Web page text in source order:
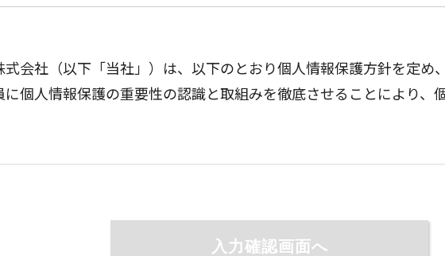
式会社（以下「当社」）は、以下のとおり個人情報保護方針を定め
に個人情報保護の重要性の認識と取組みを徹底させることにより、
システムの維持・管理体制の整備・社員教育の徹底等の必要な措置を講じ、安全